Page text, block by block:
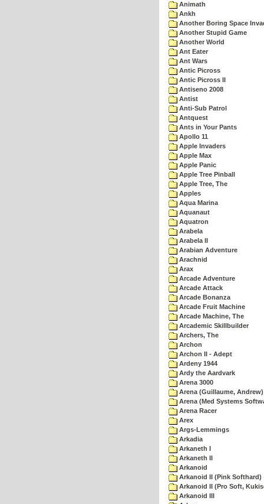
Animath
Ankh
Another Boring Space
Another Stupid Game
Another World
Ant Eater
Ant Wars
Antic Picross
Antic Picross II
Antiseno 2008
Antist
Anti-Sub Patrol
Antquest
Ants in Your Pants
Apollo 11
Apple Invaders
Apple Max
Apple Panic
Apple Tree Pinball
Apple Tree, The
Apples
Aqua Marina
Aquanaut
Aquatron
Arabela
Arabela II
Arabian Adventure
Arachnid
Arax
Arcade Adventure
Arcade Attack
Arcade Bonanza
Arcade Fruit Machine
Arcade Machine, The
Arcademic Skillbuilder
Archers, The
Archon
Archon II - Adept
Ardeny 1944
Ardy the Aardvark
Arena 3000
Arena (Guillaume, Andrew)
Arena (Med Systems
Arena Racer
Arex
Args-Lemmings
Arkadia
Arkaneth I
Arkaneth II
Arkanoid
Arkanoid II (Pink Softhard)
Arkanoid II (Pro Soft,
Arkanoid III